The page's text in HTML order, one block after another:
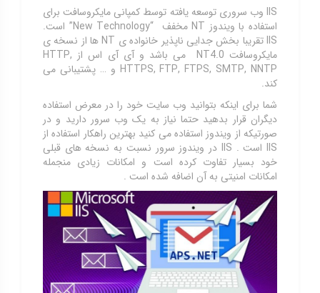
IIS وب سروری توسعه یافته توسط کمپانی مایکروسافت برای
استفاده با ویندوز NT مخفف “New Technology” است.
IIS تقریبا بخش جدایی ناپذیر خانواده ی NT ها از نسخه ی
مایکروسافت NT4.0 می باشد و آی آی اس از HTTP,
HTTPS, FTP, FTPS, SMTP, NNTP و … پشتیبانی می
کند.
شما برای اینکه بتوانید وب سایت خود را در معرض استفاده
دیگران قرار بدهید حتما نیاز به یک وب سرور دارید و در
صورتیکه از ویندوز استفاده می کنید بهترین راهکار استفاده از
IIS است . IIS در ویندوز سرور نسبت به نسخه های قبلی
خود بسیار تفاوت کرده است و امکانات زیادی منجمله
امکانات امنیتی به آن اضافه شده است .